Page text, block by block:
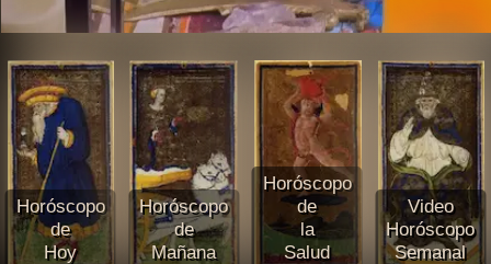
Horóscopo
de
Hoy
Horóscopo
de
Mañana
Horóscopo
de
la
Salud
Video
Horóscopo
Semanal